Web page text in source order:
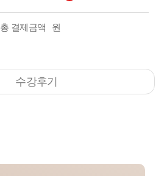
총 결제금액 원
수강후기